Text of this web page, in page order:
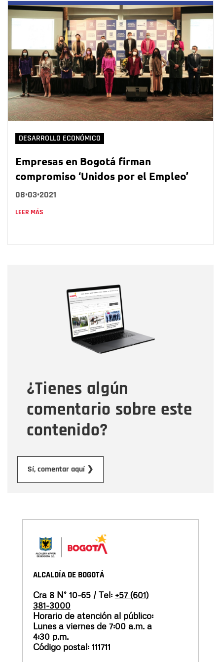
DESARROLLO ECONÓMICO
Empresas en Bogotá firman
compromiso ‘Unidos por el Empleo’
08•03•2021
LEER MÁS
¿Tienes algún
comentario sobre este
contenido?
Sí, comentar aquí ❯
Correo electrónico
Tipo de comentario
Mensaje
ALCALDÍA DE BOGOTÁ
Cra 8 N° 10-65 / Tel: +57 (601)
381-3000
Horario de atención al público:
Lunes a viernes de 7:00 a.m. a
4:30 p.m.
Código postal: 111711